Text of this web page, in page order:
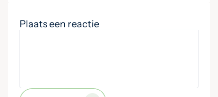
Plaats een reactie